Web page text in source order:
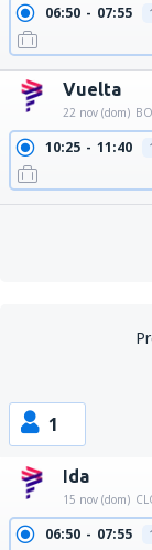
06:50 07:55
Vuelta
22 nov (dom)
10:25 11:40
1
Ida
15 nov (dom)
06:50 07:55